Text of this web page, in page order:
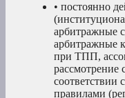
• постоянно
арбитражные
арбитражные
при ТПП,
рассмотрение
соответствии
правилами